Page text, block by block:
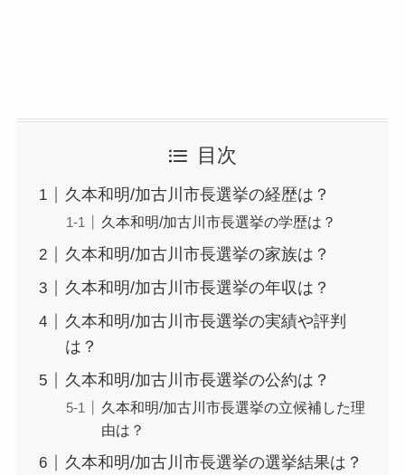
目次
久本和明/加古川市長選挙の経歴は？
久本和明/加古川市長選挙の学歴は？
久本和明/加古川市長選挙の家族は？
久本和明/加古川市長選挙の年収は？
久本和明/加古川市長選挙の実績や評判
は？
久本和明/加古川市長選挙の公約は？
久本和明/加古川市長選挙の立候補した理
由は？
久本和明/加古川市長選挙の選挙結果は？